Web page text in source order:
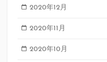
2020年12月
2020年11月
2020年10月